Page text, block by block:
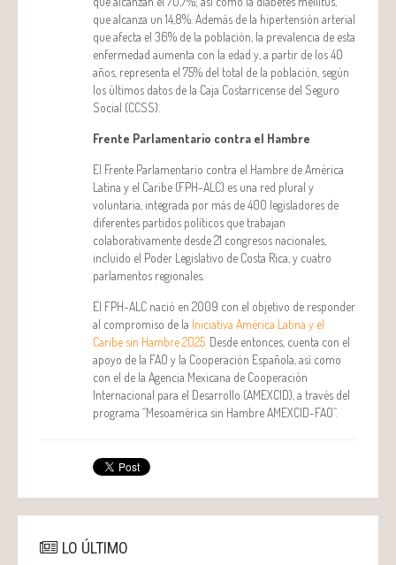
que alcanza un 14,8%. Además de la hipertensión arterial
que afecta el 36% de la población, la prevalencia de esta
enfermedad aumenta con la edad y, a partir de los 40
años, representa el 75% del total de la población, según
los últimos datos de la Caja Costarricense del Seguro
Social (CCSS).
Frente Parlamentario contra el Hambre
El Frente Parlamentario contra el Hambre de América
Latina y el Caribe (FPH-ALC) es una red plural y
voluntaria, integrada por más de 400 legisladores de
diferentes partidos políticos que trabajan
colaborativamente desde 21 congresos nacionales,
incluido el Poder Legislativo de Costa Rica, y cuatro
parlamentos regionales.
El FPH-ALC nació en 2009 con el objetivo de responder
al compromiso de la Iniciativa América Latina y el
Caribe sin Hambre 2025. Desde entonces, cuenta con el
apoyo de la FAO y la Cooperación Española, así como
con el de la Agencia Mexicana de Cooperación
Internacional para el Desarrollo (AMEXCID), a través del
programa “Mesoamérica sin Hambre AMEXCID-FAO”.
LO ÚLTIMO